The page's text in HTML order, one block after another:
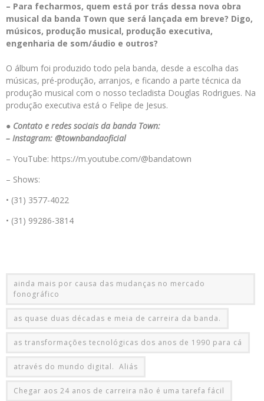
– Para fecharmos, quem está por trás dessa nova obra
musical da banda Town que será lançada em breve? Digo,
músicos, produção musical, produção executiva,
engenharia de som/áudio e outros?
O álbum foi produzido todo pela banda, desde a escolha das
músicas, pré-produção, arranjos, e ficando a parte técnica da
produção musical com o nosso tecladista Douglas Rodrigues. Na
produção executiva está o Felipe de Jesus.
● Contato e redes sociais da banda Town:
– Instagram: @townbandaoficial
– YouTube: https://m.youtube.com/@bandatown
– Shows:
• (31) 3577-4022
• (31) 99286-3814
ainda mais por causa das mudanças no mercado
fonográfico
as quase duas décadas e meia de carreira da banda.
as transformações tecnológicas dos anos de 1990 para cá
através do mundo digital. Aliás
Chegar aos 24 anos de carreira não é uma tarefa fácil